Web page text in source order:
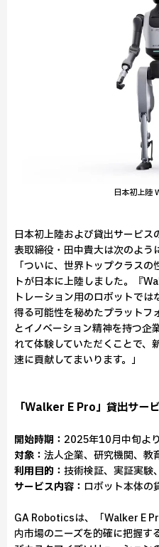
日本初上陸
日本初上陸および貸出サービ
表取締役・田中貴大は次のよう
「ついに、世界トップクラス
トが日本に上陸しました。『
トレーション用のロボットで
得る可能性を秘めたプラットフ
とイノベーション精神を持つ
れて体験していただくことで、
速に貢献してまいります。」
「Walker E Pro」貸出サー
開始時期： 2025年10月中旬よ
対象： 法人企業、研究機関、教
利用目的： 技術検証、実証実験
サービス内容： ロボット本体の
GA Roboticsは、「Walker E
内市場のニーズを的確に把握す